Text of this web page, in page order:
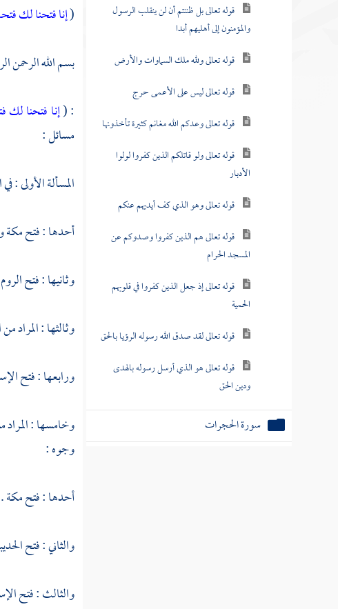
قوله تعالى بل ظننتم أن لن ينقلب الرسول
والمؤمنون إلى أهليهم أبدا
قوله تعالى ولله ملك السماوات والأرض
قوله تعالى ليس على الأعمى حرج
قوله تعالى وعدكم الله مغانم كثيرة تأخذونها
قوله تعالى ولو قاتلكم الذين كفروا لولوا
الأدبار
قوله تعالى وهو الذي كف أيديهم عنكم
قوله تعالى هم الذين كفروا وصدوكم عن
المسجد الحرام
قوله تعالى إذ جعل الذين كفروا في قلوبهم
الحمية
قوله تعالى لقد صدق الله رسوله الرؤيا بالحق
قوله تعالى هو الذي أرسل رسوله بالهدى
ودين الحق
سورة الحجرات
(إنا فتحنا لك
بسم الله الرحمن
: (إنا فتحنا لك
مسائل :
المسألة الأولى :
أحدها : فتحمكة
وثانيها : فتحالروم
وثالثها : المراد
ورابعها : فتح
وخامسها :
وجوه :
أحدها : فتحمكة.
والثاني : فتح
والثالث : فتح